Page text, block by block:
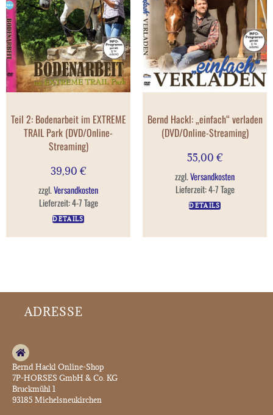
Teil 2: Bodenarbeit im EXTREME
TRAIL Park (DVD/Online-
Streaming)
39,90 €
zzgl.Versandkosten
Lieferzeit:4-7 Tage
DETAILS
Bernd Hackl: „einfach“ verladen
(DVD/Online-Streaming)
55,00 €
zzgl.Versandkosten
Lieferzeit:4-7 Tage
DETAILS
ADRESSE
Bernd Hackl Online-Shop
7P-HORSES GmbH & Co. KG
Bruckmühl 1
93185 Michelsneukirchen